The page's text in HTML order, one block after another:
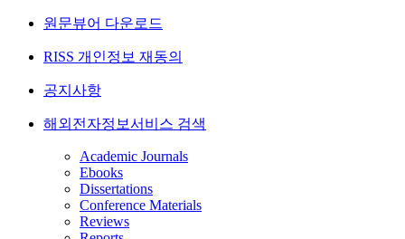
원문뷰어 다운로드
RISS 개인정보 재동의
공지사항
해외전자정보서비스 검색
Academic Journals
Ebooks
Dissertations
Conference Materials
Reviews